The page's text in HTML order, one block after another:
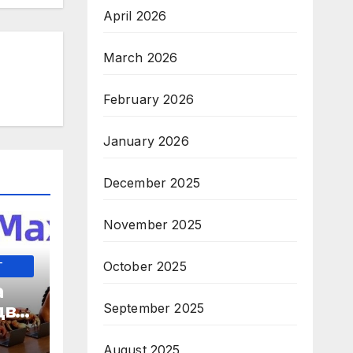
April 2026
March 2026
February 2026
January 2026
December 2025
November 2025
October 2025
September 2025
August 2025